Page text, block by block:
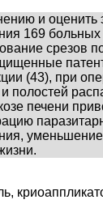
и
169
срезов
(43), при
полостей
печени